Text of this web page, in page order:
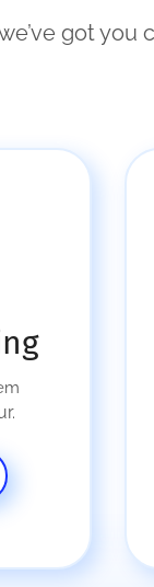
got you